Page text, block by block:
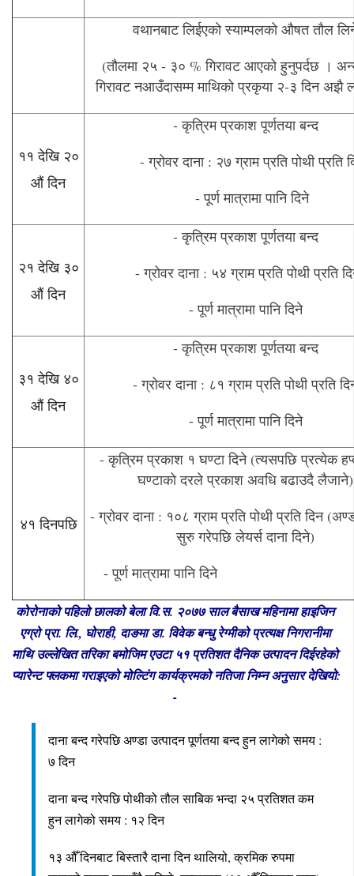
वथानबाट लिईएको स्याम्पलको औषत तौल
(तौलमा २५ - ३० % गिरावट आएको हुनुपर्दछ ।
गिरावट नआउँदासम्म माथिको प्रकृया २-३ दिन अझै
११ देखि २०
औं दिन
- कृत्रिम प्रकाश पूर्णतया बन्द
- ग्रोवर दाना : २७ ग्राम प्रति पोथी प्रति
- पूर्ण मात्रामा पानि दिने
२१ देखि ३०
औं दिन
- कृत्रिम प्रकाश पूर्णतया बन्द
- ग्रोवर दाना : ५४ ग्राम प्रति पोथी प्रति
- पूर्ण मात्रामा पानि दिने
३१ देखि ४०
औं दिन
- कृत्रिम प्रकाश पूर्णतया बन्द
- ग्रोवर दाना : ८१ ग्राम प्रति पोथी प्रति
- पूर्ण मात्रामा पानि दिने
४१ दिनपछि
- कृत्रिम प्रकाश १ घण्टा दिने (त्यसपछि प्रत्येक
घण्टाको दरले प्रकाश अवधि बढाउदै लैजाने)
- ग्रोवर दाना : १०८ ग्राम प्रति पोथी प्रति दिन
सुरु गरेपछि लेयर्स दाना दिने)
- पूर्ण मात्रामा पानि
कोरोनाको पहिलो छालको बेला वि.स. २०७७ साल बैसाख महिनामा हाइजिन
एग्रो प्रा. लि., घोराही, दाङमा डा. विवेक बन्धु रेग्मीको प्रत्यक्ष निगरानीमा
माथि उल्लेखित तरिका बमोजिम एउटा ५१ प्रतिशत दैनिक उत्पादन दिईरहेको
प्यारेन्ट फ्लकमा गराइएको मोल्टिंग कार्यक्रमको नतिजा निम्न अनुसार देखियो:
-
दाना बन्द गरेपछि अण्डा उत्पादन पूर्णतया बन्द हुन लागेको समय :
७ दिन
दाना बन्द गरेपछि पोथीको तौल साबिक भन्दा २५ प्रतिशत कम
हुन लागेको समय : १२ दिन
१३ औँ दिनबाट बिस्तारै दाना दिन थालियो, क्रमिक रुपमा